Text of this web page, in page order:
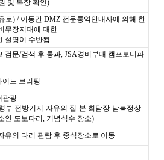
및 복장 확인)
로) / 이동간 DMZ 전문통역안내사에 의해 한
무장지대에 대한
설명이 수반됨
검문/검색 후 통과, JSA경비부대 캠프보니파
이드 브리핑
관광
부 전방기지-자유의 집-본 회담장-남북정상
인 도보다리, 기념식수 장소)
유의 다리 관람 후 중식장소로 이동